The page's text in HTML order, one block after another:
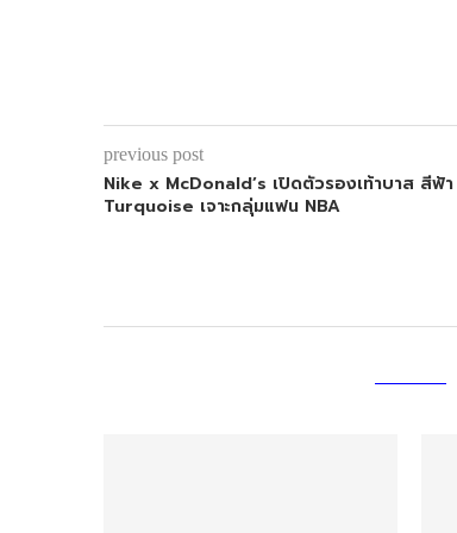
previous post
Nike x McDonald’s เปิดตัวรองเท้าบาส สีฟ้า
Turquoise เจาะกลุ่มแฟน NBA